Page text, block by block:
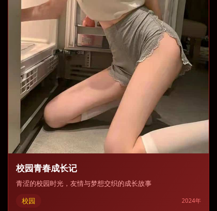
校园青春成长记
青涩的校园时光，友情与梦想交织的成长故事
校园
2024年